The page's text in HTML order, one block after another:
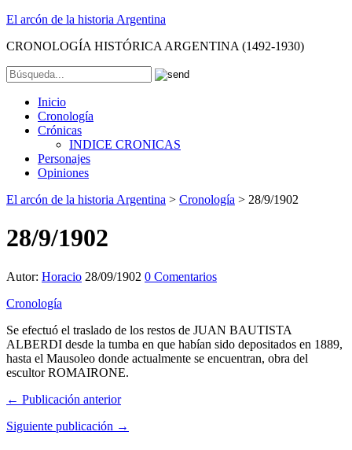
El arcón de la historia Argentina
CRONOLOGÍA HISTÓRICA ARGENTINA (1492-1930)
Inicio
Cronología
Crónicas
INDICE CRONICAS
Personajes
Opiniones
El arcón de la historia Argentina > Cronología > 28/9/1902
28/9/1902
Autor: Horacio 28/09/1902 0 Comentarios
Cronología
Se efectuó el traslado de los restos de JUAN BAUTISTA
ALBERDI desde la tumba en que habían sido depositados en 1889,
hasta el Mausoleo donde actualmente se encuentran, obra del
escultor ROMAIRONE.
← Publicación anterior
Siguiente publicación →